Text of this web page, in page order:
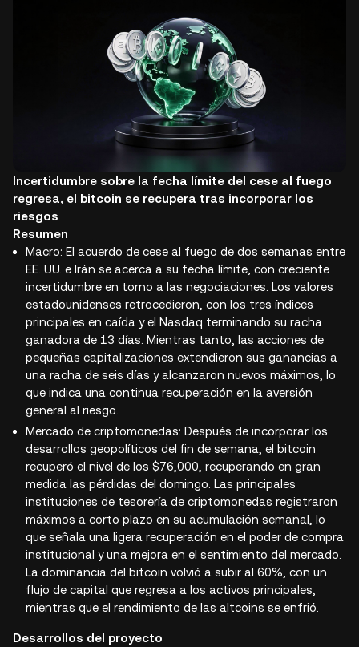
Incertidumbre sobre la fecha límite del cese al fuego
regresa, el bitcoin se recupera tras incorporar los
riesgos
Resumen
Macro: El acuerdo de cese al fuego de dos semanas entre
EE. UU. e Irán se acerca a su fecha límite, con creciente
incertidumbre en torno a las negociaciones. Los valores
estadounidenses retrocedieron, con los tres índices
principales en caída y el Nasdaq terminando su racha
ganadora de 13 días. Mientras tanto, las acciones de
pequeñas capitalizaciones extendieron sus ganancias a
una racha de seis días y alcanzaron nuevos máximos, lo
que indica una continua recuperación en la aversión
general al riesgo.
Mercado de criptomonedas: Después de incorporar los
desarrollos geopolíticos del fin de semana, el bitcoin
recuperó el nivel de los $76,000, recuperando en gran
medida las pérdidas del domingo. Las principales
instituciones de tesorería de criptomonedas registraron
máximos a corto plazo en su acumulación semanal, lo
que señala una ligera recuperación en el poder de compra
institucional y una mejora en el sentimiento del mercado.
La dominancia del bitcoin volvió a subir al 60%, con un
flujo de capital que regresa a los activos principales,
mientras que el rendimiento de las altcoins se enfrió.
Desarrollos del proyecto